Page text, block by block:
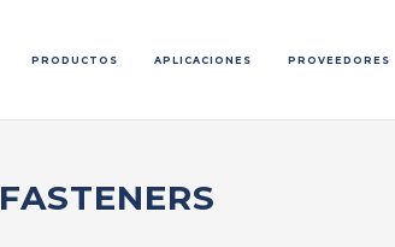
PRODUCTOS APLICACIONES PROVEEDORES
FASTENERS